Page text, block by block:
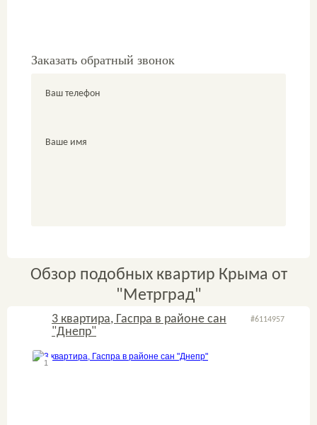
Заказать обратный звонок
Ваш телефон
Ваше имя
Обзор подобных квартир Крыма от
"Метрград"
#6114957
3 квартира, Гаспра в районе сан
"Днепр"
1